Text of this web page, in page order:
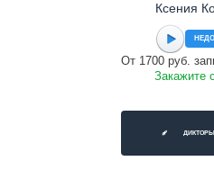
Ксения
От 1700 руб.
Закажите